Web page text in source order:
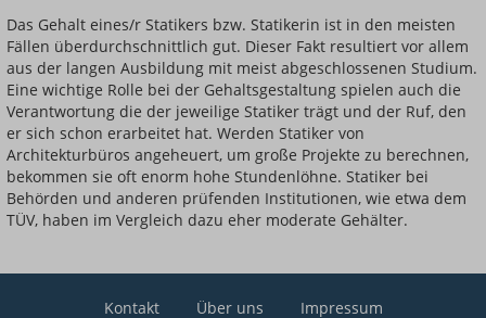
Das Gehalt eines/r Statikers bzw. Statikerin ist in den meisten
Fällen überdurchschnittlich gut. Dieser Fakt resultiert vor allem
aus der langen Ausbildung mit meist abgeschlossenen Studium.
Eine wichtige Rolle bei der Gehaltsgestaltung spielen auch die
Verantwortung die der jeweilige Statiker trägt und der Ruf, den
er sich schon erarbeitet hat. Werden Statiker von
Architekturbüros angeheuert, um große Projekte zu berechnen,
bekommen sie oft enorm hohe Stundenlöhne. Statiker bei
Behörden und anderen prüfenden Institutionen, wie etwa dem
TÜV, haben im Vergleich dazu eher moderate Gehälter.
Kontakt Über uns Impressum